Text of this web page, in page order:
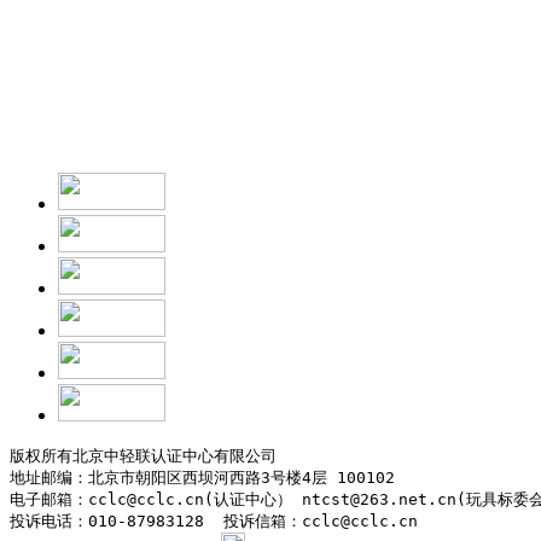
版权所有北京中轻联认证中心有限公司
地址邮编：北京市朝阳区西坝河西路3号楼4层 100102
电子邮箱：cclc@cclc.cn(认证中心） ntcst@263.net.cn(玩具标委